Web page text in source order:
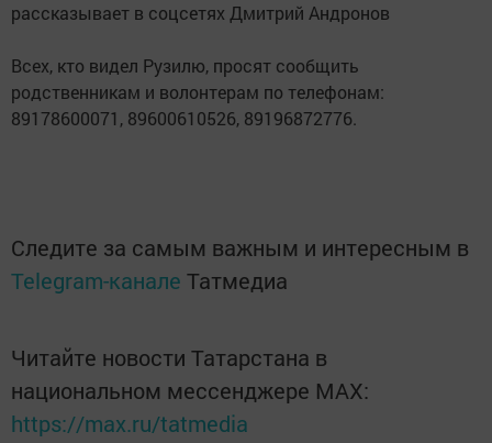
рассказывает в соцсетях Дмитрий Андронов
Всех, кто видел Рузилю, просят сообщить
родственникам и волонтерам по телефонам:
89178600071, 89600610526, 89196872776.
Следите за самым важным и интересным в
Telegram-канале Татмедиа
Читайте новости Татарстана в
национальном мессенджере MАХ:
https://max.ru/tatmedia